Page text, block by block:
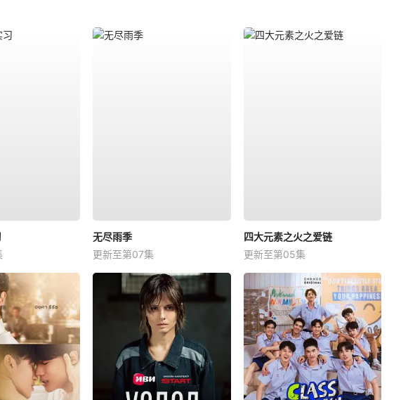
无尽雨季
更新至第07集
四大元素之火之爱链
更新至第05集